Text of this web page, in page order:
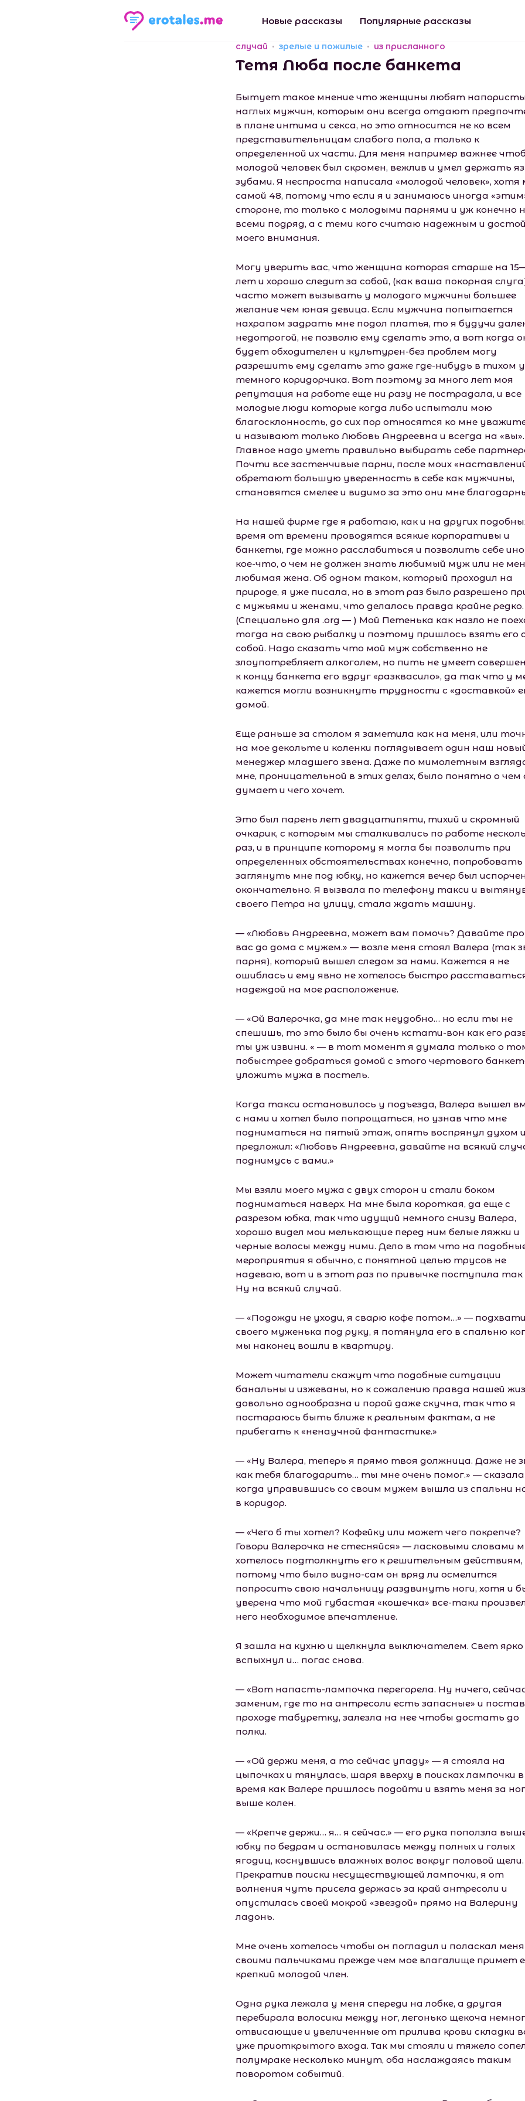
Новые рассказы Популярные рассказы
случай зрелые и пожилые из присланного
Тетя Люба после банкета
Бытует такое мнение что женщины любят
наглых мужчин, которым они всегда отдают
в плане интима и секса, но это относится не ко всем
представительницам слабого пола, а только к
определенной их части. Для меня например важнее
молодой человек был скромен, вежлив и умел держать
зубами. Я неспроста написала «молодой человек», хотя
самой 48, потому что если я и занимаюсь иногда
стороне, то только с молодыми парнями и уж конечно
всеми подряд, а с теми кого считаю надежным и
моего внимания.
Могу уверить вас, что женщина которая старше на
лет и хорошо следит за собой, (как ваша покорная
часто может вызывать у молодого мужчины большее
желание чем юная девица. Если мужчина попытается
нахрапом задрать мне подол платья, то я будучи
недотрогой, не позволю ему сделать это, а вот когда
будет обходителен и культурен-без проблем могу
разрешить ему сделать это даже где-нибудь в тихом
темного коридорчика. Вот поэтому за много лет моя
репутация на работе еще ни разу не пострадала, и все
молодые люди которые когда либо испытали мою
благосклонность, до сих пор относятся ко мне
и называют только Любовь Андреевна и всегда на «вы».
Главное надо уметь правильно выбирать себе
Почти все застенчивые парни, после моих
обретают большую уверенность в себе как мужчины,
становятся смелее и видимо за это они мне
На нашей фирме где я работаю, как и на других
время от времени проводятся всякие корпоративы и
банкеты, где можно расслабиться и позволить себе
кое-что, о чем не должен знать любимый муж или не
любимая жена. Об одном таком, который проходил на
природе, я уже писала, но в этот раз было разрешено
с мужьями и женами, что делалось правда крайне редко.
(Специально для .оrg — ) Мой Петенька как назло не
тогда на свою рыбалку и поэтому пришлось взять его с
собой. Надо сказать что мой муж собственно не
злоупотребляет алкоголем, но пить не умеет
к концу банкета его вдруг «разквасило», да так что у
кажется могли возникнуть трудности с «доставкой»
домой.
Еще раньше за столом я заметила как на меня, или
на мое декольте и коленки поглядывает один наш
менеджер младшего звена. Даже по мимолетным
мне, проницательной в этих делах, было понятно о чем
думает и чего хочет.
Это был парень лет двадцатипяти, тихий и скромный
очкарик, с которым мы сталкивались по работе
раз, и в принципе которому я могла бы позволить при
определенных обстоятельствах конечно, попробовать
заглянуть мне под юбку, но кажется вечер был
окончательно. Я вызвала по телефону такси и
своего Петра на улицу, стала ждать машину.
— «Любовь Андреевна, может вам помочь? Давайте
вас до дома с мужем.» — возле меня стоял Валера (так
парня), который вышел следом за нами. Кажется я не
ошиблась и ему явно не хотелось быстро
надеждой на мое расположение.
— «Ой Валерочка, да мне так неудобно… но если ты не
спешишь, то это было бы очень кстати-вон как его
ты уж извини. « — в тот момент я думала только о
побыстрее добраться домой с этого чертового
уложить мужа в постель.
Когда такси остановилось у подъезда, Валера вышел
с нами и хотел было попрощаться, но узнав что мне
подниматься на пятый этаж, опять воспрянул духом и
предложил: «Любовь Андреевна, давайте на всякий
поднимусь с вами.»
Мы взяли моего мужа с двух сторон и стали боком
подниматься наверх. На мне была короткая, да еще с
разрезом юбка, так что идущий немного снизу Валера,
хорошо видел мои мелькающие перед ним белые ляжки и
черные волосы между ними. Дело в том что на
мероприятия я обычно, с понятной целью трусов не
надеваю, вот и в этот раз по привычке поступила так
Ну на всякий случай.
— «Подожди не уходи, я сварю кофе потом…» —
своего муженька под руку, я потянула его в спальню
мы наконец вошли в квартиру.
Может читатели скажут что подобные ситуации
банальны и изжеваны, но к сожалению правда нашей
довольно однообразна и порой даже скучна, так что я
постараюсь быть ближе к реальным фактам, а не
прибегать к «ненаучной фантастике.»
— «Ну Валера, теперь я прямо твоя должница. Даже не
как тебя благодарить… ты мне очень помог.» — сказала
когда управившись со своим мужем вышла из спальни
в коридор.
— «Чего б ты хотел? Кофейку или может чего покрепче?
Говори Валерочка не стесняйся» — ласковыми словами
хотелось подтолкнуть его к решительным действиям,
потому что было видно-сам он вряд ли осмелится
попросить свою начальницу раздвинуть ноги, хотя и
уверена что мой губастая «кошечка» все-таки
него необходимое впечатление.
Я зашла на кухню и щелкнула выключателем. Свет ярко
вспыхнул и… погас снова.
— «Вот напасть-лампочка перегорела. Ну ничего,
заменим, где то на антресоли есть запасные» и
проходе табуретку, залезла на нее чтобы достать до
полки.
— «Ой держи меня, а то сейчас упаду» — я стояла на
цыпочках и тянулась, шаря вверху в поисках лампочки
время как Валере пришлось подойти и взять меня за
выше колен.
— «Крепче держи… я… я сейчас.» — его рука поползла
юбку по бедрам и остановилась между полных и голых
ягодиц, коснувшись влажных волос вокруг половой щели.
Прекратив поиски несуществующей лампочки, я от
волнения чуть присела держась за край антресоли и
опустилась своей мокрой «звездой» прямо на Валерину
ладонь.
Мне очень хотелось чтобы он погладил и поласкал
своими пальчиками прежде чем мое влагалище примет
крепкий молодой член.
Одна рука лежала у меня спереди на лобке, а другая
перебирала волосики между ног, легонько щекоча
отвисающие и увеличенные от прилива крови складки
уже приоткрытого входа. Так мы стояли и тяжело
полумраке несколько минут, оба наслаждаясь таким
поворотом событий.